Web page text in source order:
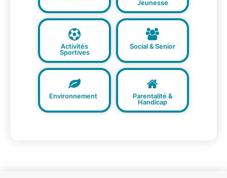
Jeunesse
Activités
Sportives
Social & Senior
Environnement
Parentalité &
Handicap